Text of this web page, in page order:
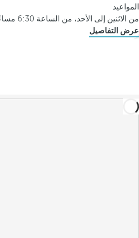
المواعيد
من الاثنين إلى الأحد، من الساعة 6:30 مساءً إلى الساعة 11:00 مساءً
عرض التفاصيل